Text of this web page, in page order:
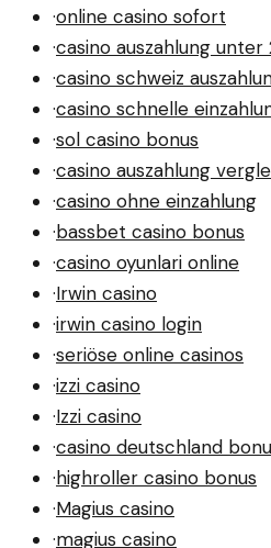
·online casino sofort
·casino auszahlung
·casino schweiz
·casino schnelle
·sol casino bonus
·casino auszahlung
·casino ohne einzahlung
·bassbet casino bonus
·casino oyunlari online
·Irwin casino
·irwin casino login
·seriöse online casinos
·izzi casino
·Izzi casino
·casino deutschland
·highroller casino bonus
·Magius casino
·magius casino